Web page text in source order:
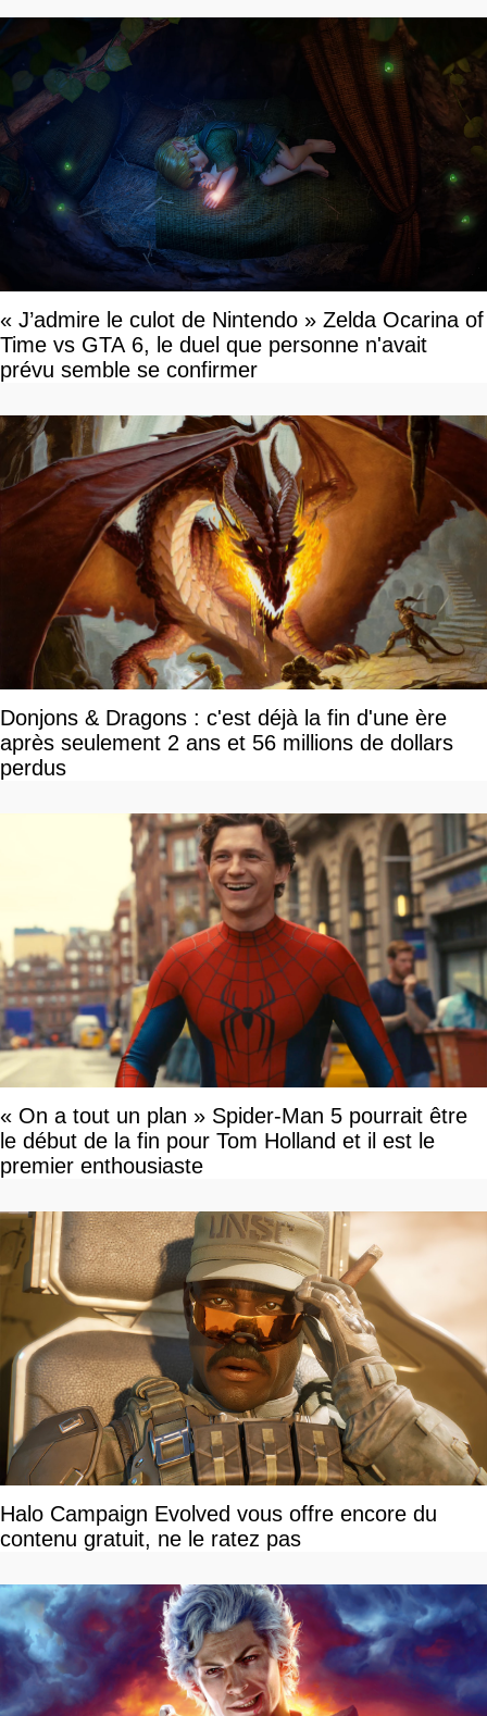
« J’admire le culot de Nintendo » Zelda Ocarina of
Time vs GTA 6, le duel que personne n'avait
prévu semble se confirmer
Donjons & Dragons : c'est déjà la fin d'une ère
après seulement 2 ans et 56 millions de dollars
perdus
« On a tout un plan » Spider-Man 5 pourrait être
le début de la fin pour Tom Holland et il est le
premier enthousiaste
Halo Campaign Evolved vous offre encore du
contenu gratuit, ne le ratez pas